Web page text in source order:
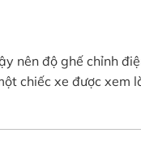
nên độ ghế chỉnh
chiếc xe được xem